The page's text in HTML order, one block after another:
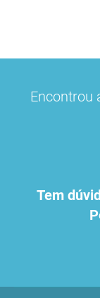
Encontrou
Tem